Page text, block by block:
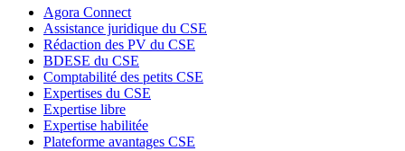
Agora Connect
Assistance juridique du CSE
Rédaction des PV du CSE
BDESE du CSE
Comptabilité des petits CSE
Expertises du CSE
Expertise libre
Expertise habilitée
Plateforme avantages CSE